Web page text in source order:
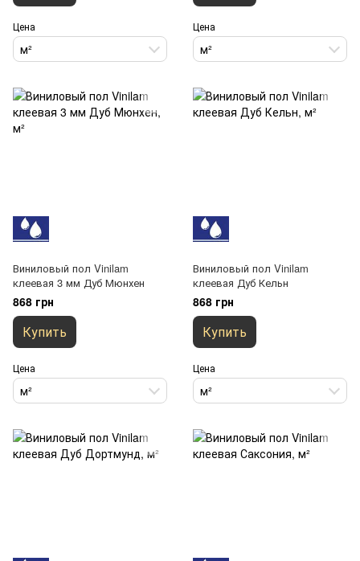
Цена
м²
Цена
м²
Виниловый пол Vinilam
клеевая 3 мм Дуб Мюнхен
868 грн
Купить
Цена
м²
Виниловый пол Vinilam
клеевая Дуб Кельн
868 грн
Купить
Цена
м²